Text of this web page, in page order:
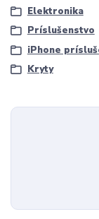
Elektronika
Príslušenstvo
iPhone
Kryty